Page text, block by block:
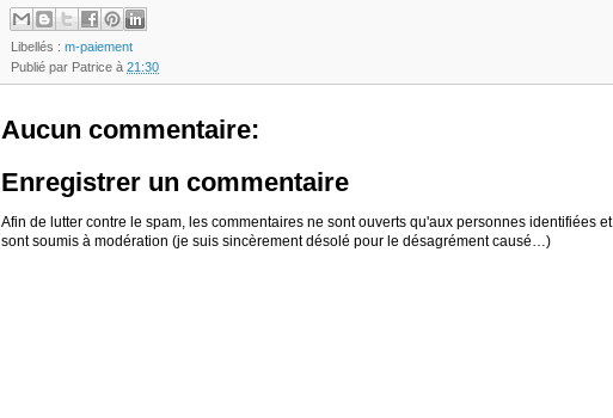
Libellés : m-paiement
Publié par Patrice à 21:30
Aucun commentaire:
Enregistrer un commentaire
Afin de lutter contre le spam, les commentaires ne sont ouverts qu'aux personnes identifiées et
sont soumis à modération (je suis sincèrement désolé pour le désagrément causé…)